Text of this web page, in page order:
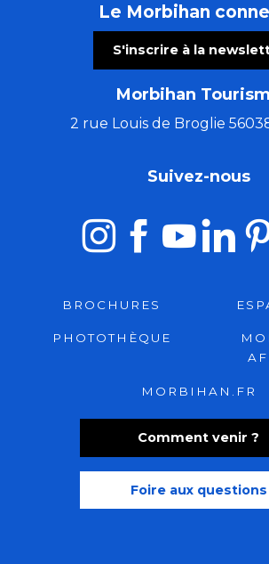
Le Morbihan
S'inscrire à la
Morbihan
2 rue Louis de Broglie
Comment venir ?
Foire aux questions
Suivez-nous
BROCHURES
PHOTOTHÈQUE
MORBIHAN.FR